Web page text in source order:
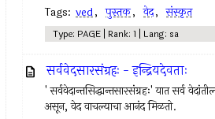
Tags: ved, पुस्तक, वेद, संस्कृत
Type: PAGE | Rank: 1 | Lang: sa
सर्ववेदसारसंग्रहः - इन्द्रियदेवताः
' सर्ववेदान्तसिद्धान्तसारसंग्रहः' यात सर्व
असून, वेद वाचल्याचा आनंद मिळतो.